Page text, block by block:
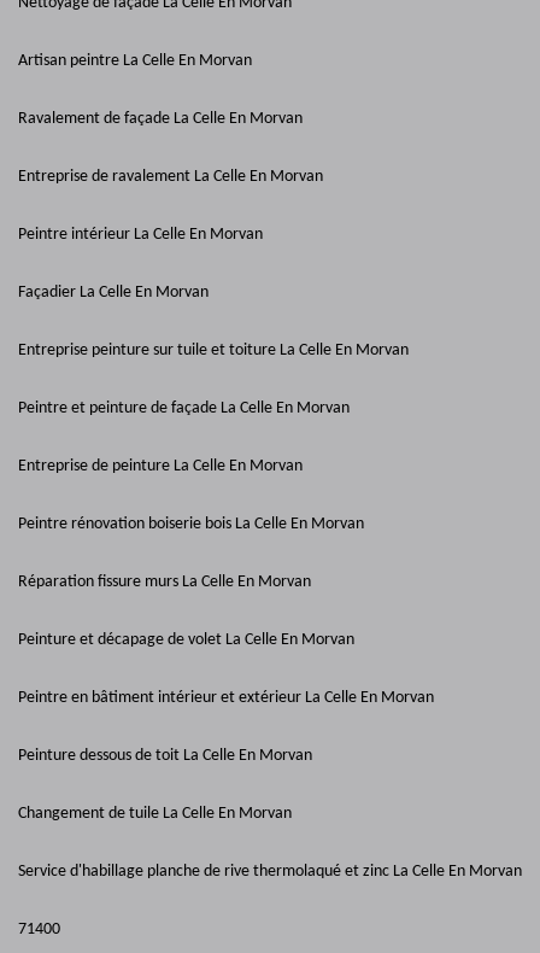
Artisan peintre La Celle En Morvan
Ravalement de façade La Celle En Morvan
Entreprise de ravalement La Celle En Morvan
Peintre intérieur La Celle En Morvan
Façadier La Celle En Morvan
Entreprise peinture sur tuile et toiture La Celle En Morvan
Peintre et peinture de façade La Celle En Morvan
Entreprise de peinture La Celle En Morvan
Peintre rénovation boiserie bois La Celle En Morvan
Réparation fissure murs La Celle En Morvan
Peinture et décapage de volet La Celle En Morvan
Peintre en bâtiment intérieur et extérieur La Celle En Morvan
Peinture dessous de toit La Celle En Morvan
Changement de tuile La Celle En Morvan
Service d'habillage planche de rive thermolaqué et zinc La Celle En Morvan
71400